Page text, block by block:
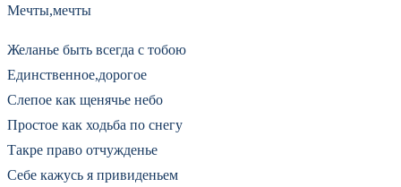
Мечты,мечты
Желанье быть всегда с тобою
Единственное,дорогое
Слепое как щенячье небо
Простое как ходьба по снегу
Такре право отчужденье
Себе кажусь я привиденьем